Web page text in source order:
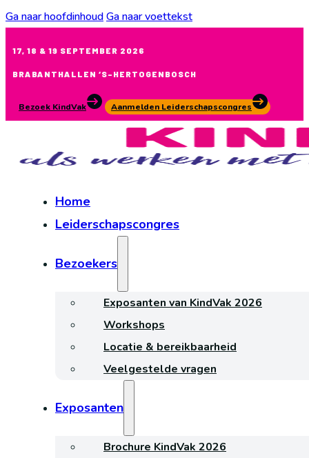
Ga naar hoofdinhoudGa naar voettekst
17, 18 & 19 SEPTEMBER 2026
BRABANTHALLEN ‘S-HERTOGENBOSCH
Bezoek KindVak Aanmelden Leiderschapscongres
Home
Leiderschapscongres
Bezoekers
Exposanten van KindVak 2026
Workshops
Locatie & bereikbaarheid
Veelgestelde vragen
Exposanten
Brochure KindVak 2026